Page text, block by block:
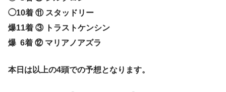
◯10着 ⑪ スタッドリー
爆11着 ③ トラストケンシン
爆 6着 ⑫ マリアノアズラ
本日は以上の4頭での予想となります。